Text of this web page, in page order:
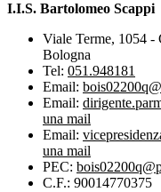
I.I.S. Bartolomeo Scappi
Viale Terme, 1054 -
Bologna
Tel: 051.948181
Email:
Email:
una mail
Email:
una mail
PEC:
C.F.: 90014770375